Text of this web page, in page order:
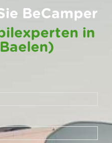
BeCamper
in